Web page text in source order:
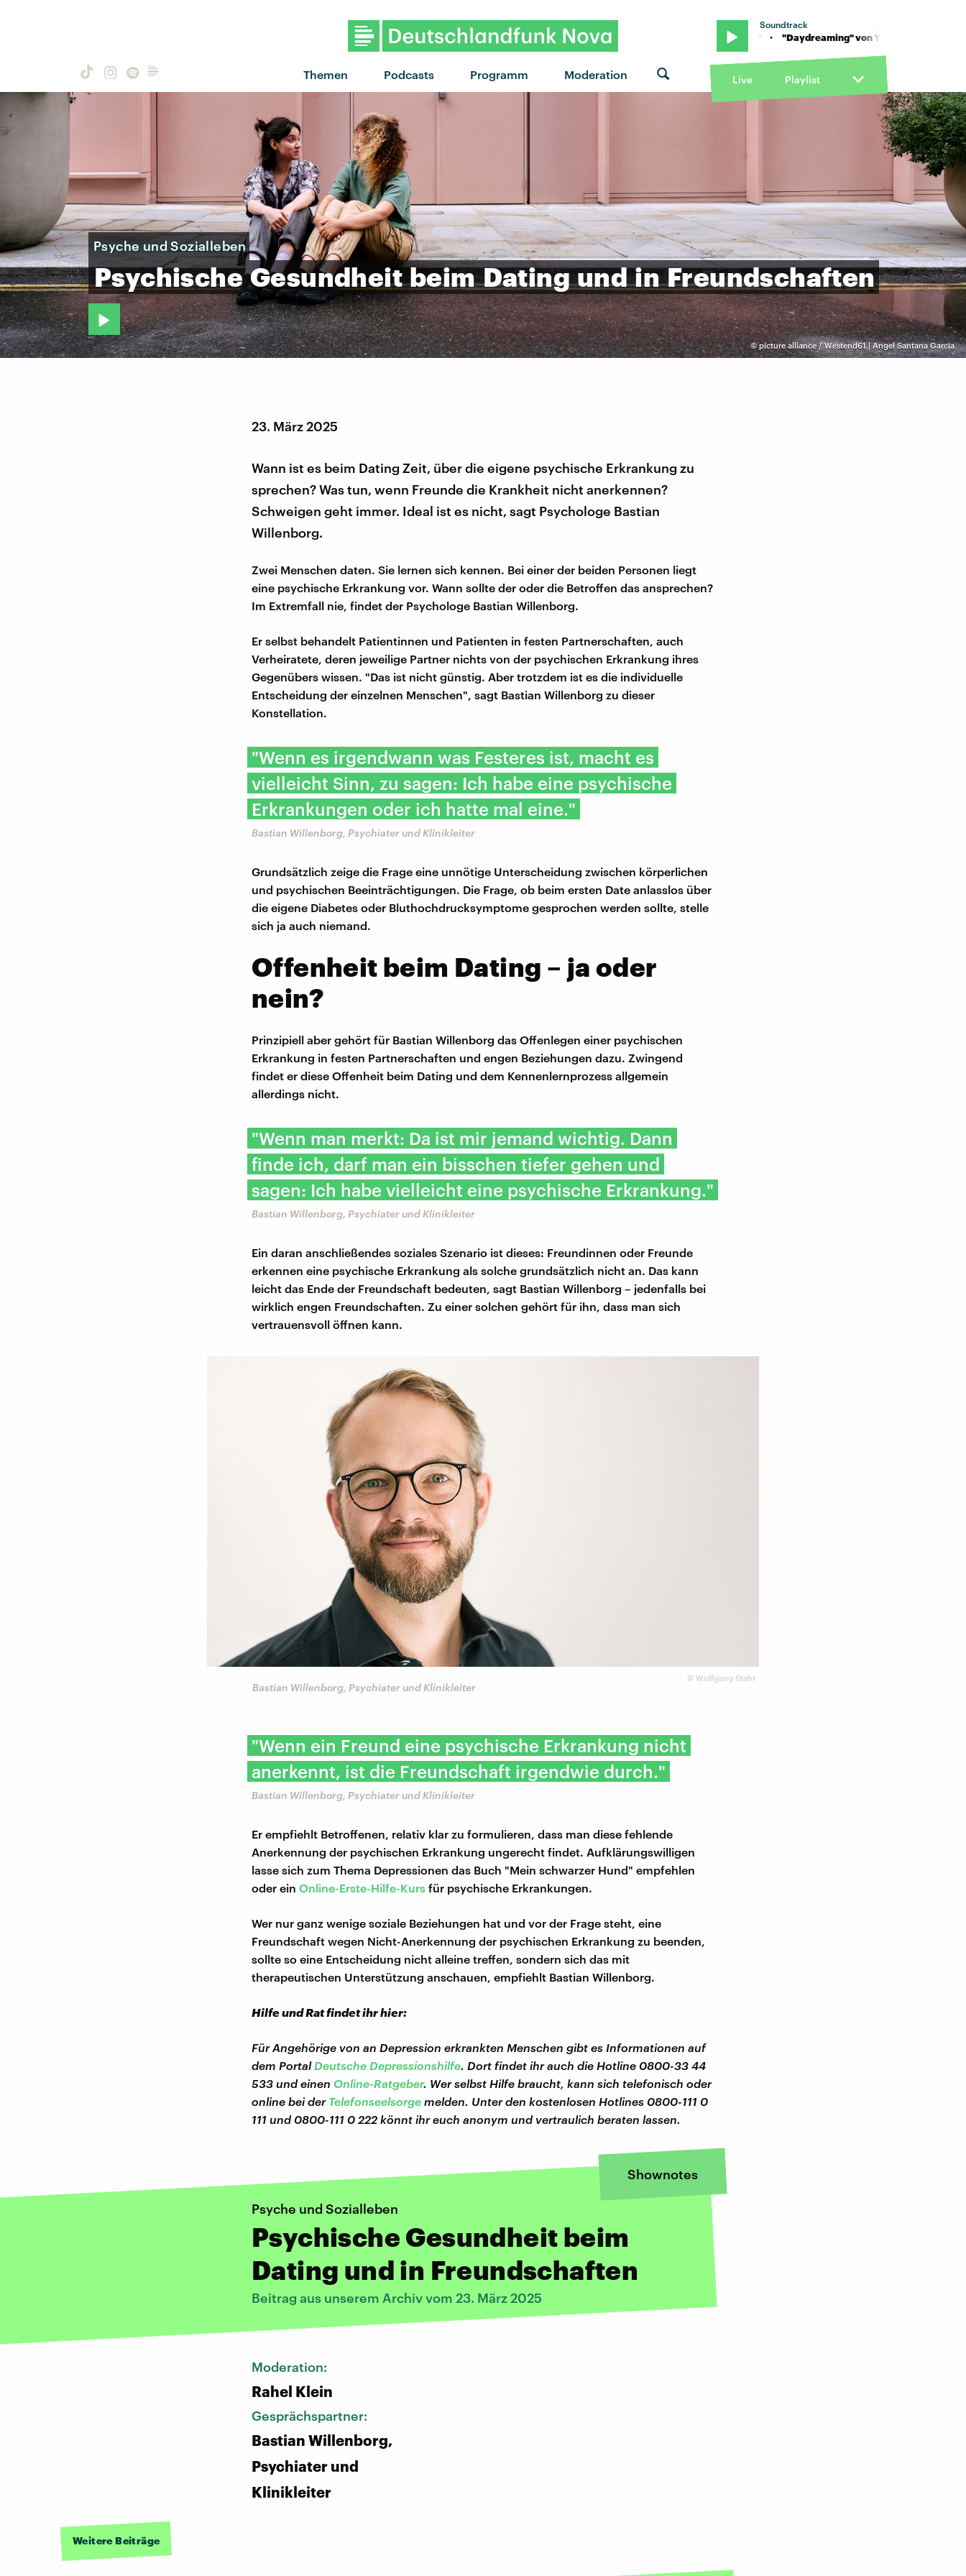
Themen Podcasts Programm Moderation
Soundtrack
"Daydreaming" von Young Franco & Franc Moody · "Daydreaming" von Young Franco & Franc Moody ·
Live Playlist
©picture alliance / Westend61 | Angel Santana Garcia
Psyche und Sozialleben
Psychische Gesundheit beim Dating und in Freundschaften
23. März 2025
Wann ist es beim Dating Zeit, über die eigene psychische Erkrankung zu
sprechen? Was tun, wenn Freunde die Krankheit nicht anerkennen?
Schweigen geht immer. Ideal ist es nicht, sagt Psychologe Bastian
Willenborg.
Zwei Menschen daten. Sie lernen sich kennen. Bei einer der beiden Personen liegt
eine psychische Erkrankung vor. Wann sollte der oder die Betroffen das ansprechen?
Im Extremfall nie, findet der Psychologe Bastian Willenborg.
Er selbst behandelt Patientinnen und Patienten in festen Partnerschaften, auch
Verheiratete, deren jeweilige Partner nichts von der psychischen Erkrankung ihres
Gegenübers wissen. "Das ist nicht günstig. Aber trotzdem ist es die individuelle
Entscheidung der einzelnen Menschen", sagt Bastian Willenborg zu dieser
Konstellation.
"Wenn es irgendwann was Festeres ist, macht es
vielleicht Sinn, zu sagen: Ich habe eine psychische
Erkrankungen oder ich hatte mal eine."
Bastian Willenborg, Psychiater und Klinikleiter
Grundsätzlich zeige die Frage eine unnötige Unterscheidung zwischen körperlichen
und psychischen Beeinträchtigungen. Die Frage, ob beim ersten Date anlasslos über
die eigene Diabetes oder Bluthochdrucksymptome gesprochen werden sollte, stelle
sich ja auch niemand.
Offenheit beim Dating – ja oder
nein?
Prinzipiell aber gehört für Bastian Willenborg das Offenlegen einer psychischen
Erkrankung in festen Partnerschaften und engen Beziehungen dazu. Zwingend
findet er diese Offenheit beim Dating und dem Kennenlernprozess allgemein
allerdings nicht.
"Wenn man merkt: Da ist mir jemand wichtig. Dann
finde ich, darf man ein bisschen tiefer gehen und
sagen: Ich habe vielleicht eine psychische Erkrankung."
Bastian Willenborg, Psychiater und Klinikleiter
Ein daran anschließendes soziales Szenario ist dieses: Freundinnen oder Freunde
erkennen eine psychische Erkrankung als solche grundsätzlich nicht an. Das kann
leicht das Ende der Freundschaft bedeuten, sagt Bastian Willenborg – jedenfalls bei
wirklich engen Freundschaften. Zu einer solchen gehört für ihn, dass man sich
vertrauensvoll öffnen kann.
© Wolfgang Stahr
Bastian Willenborg, Psychiater und Klinikleiter
"Wenn ein Freund eine psychische Erkrankung nicht
anerkennt, ist die Freundschaft irgendwie durch."
Bastian Willenborg, Psychiater und Klinikleiter
Er empfiehlt Betroffenen, relativ klar zu formulieren, dass man diese fehlende
Anerkennung der psychischen Erkrankung ungerecht findet. Aufklärungswilligen
lasse sich zum Thema Depressionen das Buch "Mein schwarzer Hund" empfehlen
oder ein Online-Erste-Hilfe-Kurs für psychische Erkrankungen.
Wer nur ganz wenige soziale Beziehungen hat und vor der Frage steht, eine
Freundschaft wegen Nicht-Anerkennung der psychischen Erkrankung zu beenden,
sollte so eine Entscheidung nicht alleine treffen, sondern sich das mit
therapeutischen Unterstützung anschauen, empfiehlt Bastian Willenborg.
Hilfe und Rat findet ihr hier:
Für Angehörige von an Depression erkrankten Menschen gibt es Informationen auf
dem Portal Deutsche Depressionshilfe. Dort findet ihr auch die Hotline 0800-33 44
533 und einen Online-Ratgeber. Wer selbst Hilfe braucht, kann sich telefonisch oder
online bei der Telefonseelsorge melden. Unter den kostenlosen Hotlines 0800-111 0
111 und 0800-111 0 222 könnt ihr euch anonym und vertraulich beraten lassen.
Shownotes
Psyche und Sozialleben
Psychische Gesundheit beim
Dating und in Freundschaften
Beitrag aus unserem Archiv vom 23. März 2025
Moderation:
Rahel Klein
Gesprächspartner:
Bastian Willenborg,
Psychiater und
Klinikleiter
Weitere Beiträge